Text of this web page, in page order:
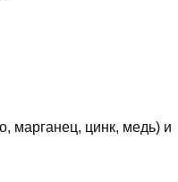
марганец, цинк, медь) и